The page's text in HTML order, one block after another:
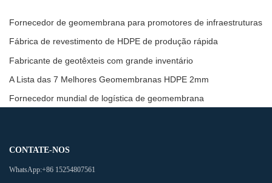
Fornecedor de geomembrana para promotores de infraestruturas
Fábrica de revestimento de HDPE de produção rápida
Fabricante de geotêxteis com grande inventário
A Lista das 7 Melhores Geomembranas HDPE 2mm
Fornecedor mundial de logística de geomembrana
CONTATE-NOS
WhatsApp:+86 15254807561